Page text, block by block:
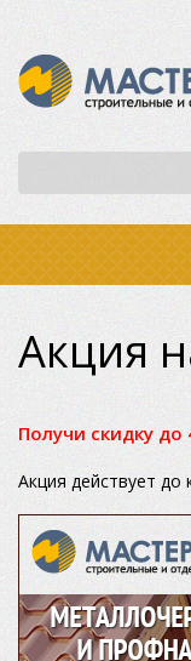
Акция
Получи скидку
Акция действует до